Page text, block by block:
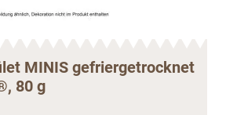
MINIS gefriergetrocknet
80 g